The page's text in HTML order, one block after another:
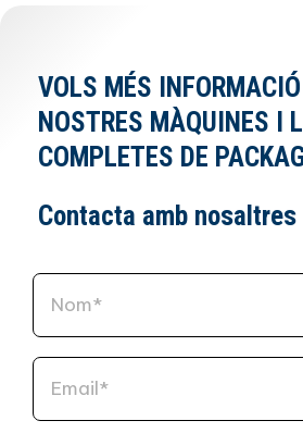
VOLS MÉS
NOSTRES MÀQUINES I
COMPLETES DE
Contacta amb nosaltres